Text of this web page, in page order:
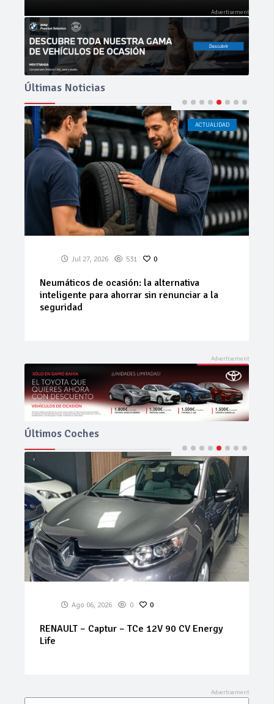
Últimas Noticias
ACTUALIDAD CÁDIZ
Jul 23, 2026 188 0
La 42ª Subida a Vejer comienza a perfilarse
Últimos Coches
Ago 06, 2026 0 0
SEAT – Arona – 1.6 TDI CR 70 kWStart/Stop
Style